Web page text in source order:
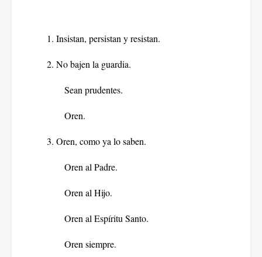
1. Insistan, persistan y resistan.
2. No bajen la guardia.
Sean prudentes.
Oren.
3. Oren, como ya lo saben.
Oren al Padre.
Oren al Hijo.
Oren al Espíritu Santo.
Oren siempre.